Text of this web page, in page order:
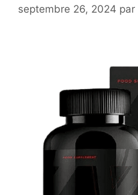
septembre 26, 2024 par